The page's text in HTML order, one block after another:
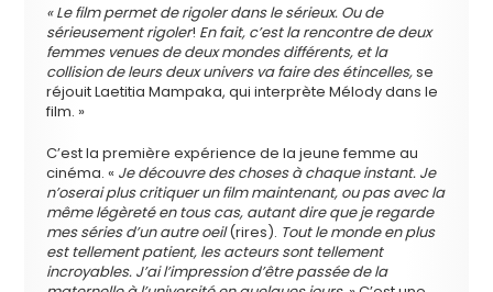
« Le film permet de rigoler dans le sérieux. Ou de
sérieusement rigoler! En fait, c’est la rencontre de deux
femmes venues de deux mondes différents, et la
collision de leurs deux univers va faire des étincelles,se
réjouit Laetitia Mampaka, qui interprète Mélody dans le
film. »
C’est la première expérience de la jeune femme au
cinéma. « Je découvre des choses à chaque instant. Je
n’oserai plus critiquer un film maintenant, ou pas avec la
même légèreté en tous cas, autant dire que je regarde
mes séries d’un autre oeil(rires). Tout le monde en plus
est tellement patient, les acteurs sont tellement
incroyables. J’ai l’impression d’être passée de la